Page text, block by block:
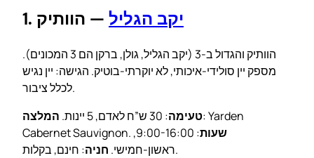
1. יקב הגליל — הוותיק
הוותיק והגדול ב-3 (יקב הגליל, גולן, ברקן הם 3 המכונים).
מספק יין סולידי-איכותי, לא יוקרתי-בוטיק. הגישה: יין נגיש
לכלל ציבור.
טעימה: 30 ש”ח לאדם, 5 יינות. המלצה
: Yarden
Cabernet Sauvignon.
שעות
: 9:00-16:00,
ראשון-חמישי. חניה : חינם, בקלות.